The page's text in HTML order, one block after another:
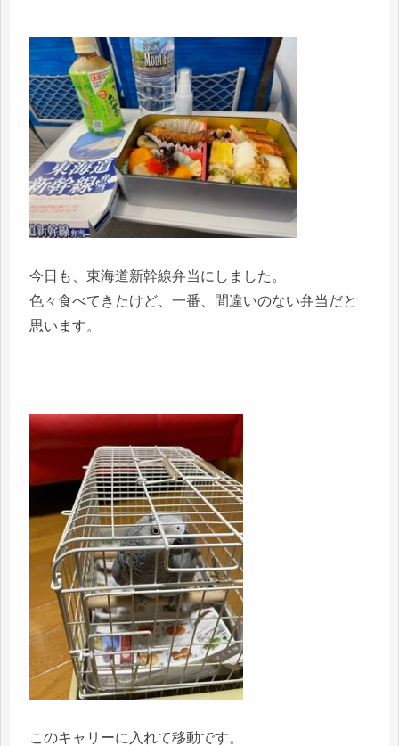
今日も、東海道新幹線弁当にしました。
色々食べてきたけど、一番、間違いのない弁当だと
思います。
このキャリーに入れて移動です。